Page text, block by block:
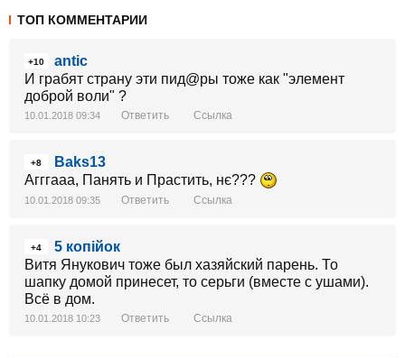
ТОП КОММЕНТАРИИ
+10
antic
И грабят страну эти пид@ры тоже как "элемент
доброй воли" ?
10.01.2018 09:34 Ответить Ссылка
+8
Baks13
Агггааа, Панять и Прастить, нє???
10.01.2018 09:35 Ответить Ссылка
+4
5 копійок
Витя Янукович тоже был хазяйский парень. То
шапку домой принесет, то серьги (вместе с ушами).
Всё в дом.
10.01.2018 10:23 Ответить Ссылка